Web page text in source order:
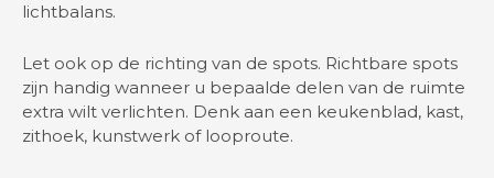
lichtbalans.
Let ook op de richting van de spots. Richtbare spots
zijn handig wanneer u bepaalde delen van de ruimte
extra wilt verlichten. Denk aan een keukenblad, kast,
zithoek, kunstwerk of looproute.